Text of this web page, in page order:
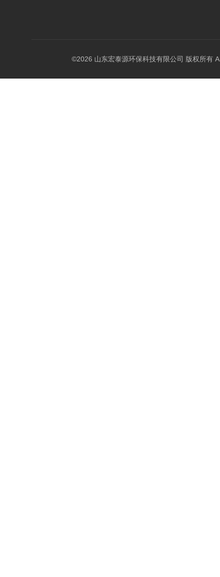
©2026 山东宏泰源环保科技有限公司 版权所有